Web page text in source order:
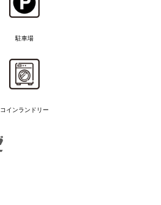
駐車場
コインランドリー